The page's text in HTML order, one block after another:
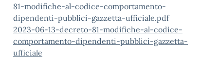
81-modifiche-al-codice-comportamento-
dipendenti-pubblici-gazzetta-ufficiale.pdf
2023-06-13-decreto-81-modifiche-al-codice-
comportamento-dipendenti-pubblici-gazzetta-
ufficiale